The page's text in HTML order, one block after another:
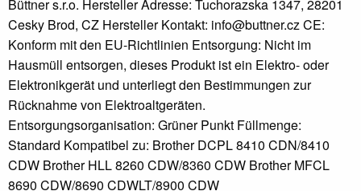
Büttner s.r.o. Hersteller Adresse: Tuchorazska 1347, 28201
Cesky Brod, CZ Hersteller Kontakt: info@buttner.cz CE:
Konform mit den EU-Richtlinien Entsorgung: Nicht im
Hausmüll entsorgen, dieses Produkt ist ein Elektro- oder
Elektronikgerät und unterliegt den Bestimmungen zur
Rücknahme von Elektroaltgeräten.
Entsorgungsorganisation: Grüner Punkt Füllmenge:
Standard Kompatibel zu: Brother DCPL 8410 CDN/8410
CDW Brother HLL 8260 CDW/8360 CDW Brother MFCL
8690 CDW/8690 CDWLT/8900 CDW